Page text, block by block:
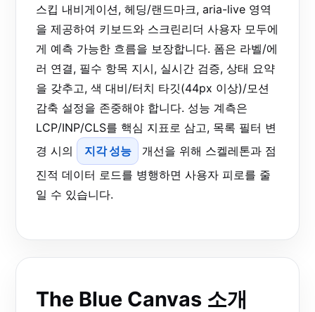
스킵 내비게이션, 헤딩/랜드마크, aria-live 영역
을 제공하여 키보드와 스크린리더 사용자 모두에
게 예측 가능한 흐름을 보장합니다. 폼은 라벨/에
러 연결, 필수 항목 지시, 실시간 검증, 상태 요약
을 갖추고, 색 대비/터치 타깃(44px 이상)/모션
감축 설정을 존중해야 합니다. 성능 계측은
LCP/INP/CLS를 핵심 지표로 삼고, 목록 필터 변
경 시의
지각 성능
개선을 위해 스켈레톤과 점
진적 데이터 로드를 병행하면 사용자 피로를 줄
일 수 있습니다.
The Blue Canvas 소개